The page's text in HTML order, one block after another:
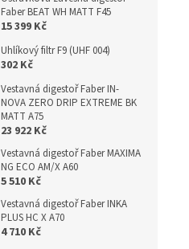
Faber BEAT WH MATT F45
15 399 Kč
Uhlíkový filtr F9 (UHF 004)
302 Kč
Vestavná digestoř Faber IN-
NOVA ZERO DRIP EXTREME BK
MATT A75
23 922 Kč
Vestavná digestoř Faber MAXIMA
NG ECO AM/X A60
5 510 Kč
Vestavná digestoř Faber INKA
PLUS HC X A70
4 710 Kč